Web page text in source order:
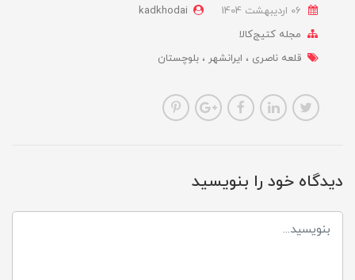
kadkhodai
مجله کتیج‌کالا
قلعه ناصری
ایرانشهر بلوچستان
دیدگاه خود را بنویسید